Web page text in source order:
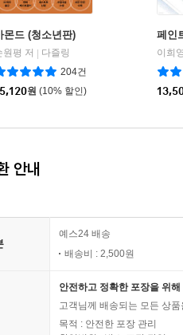
몬드 (청소년판)
원평 저
다즐링
204건
원 (10% 할인)
페인
이희
안내
예스24 배송
배송비 : 2,500원
안전하고 정확한 포장을 위
고객님께 배송되는 모든 상
목적 : 안전한 포장 관리